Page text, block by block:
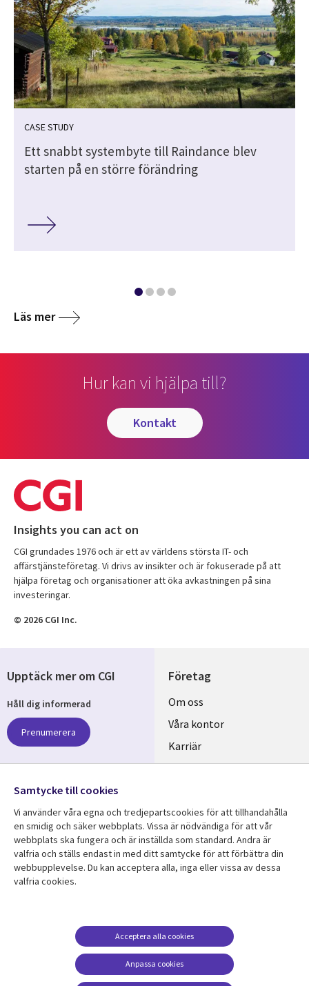
CASE STUDY
Ett snabbt systembyte till Raindance blev
starten på en större förändring
Läs mer
Hur kan vi hjälpa till?
kontakt
Insights you can act on
CGI grundades 1976 och är ett av världens största IT- och
affärstjänsteföretag. Vi drivs av insikter och är fokuserade på att
hjälpa företag och organisationer att öka avkastningen på sina
investeringar.
© 2026 CGI Inc.
Företag
Useful
links
SWEDEN
Om oss
Våra kontor
Karriär
Hållbarhet
Resurscenter
SWEDEN
SWEDEN
dataskydd
Accessibility
Terms of Use
Upptäck mer om CGI
Håll dig informerad
Prenumerera
Följ oss
Social
Media
SWEDEN
Samtycke till cookies
Vi använder våra egna och tredjepartscookies för att tillhandahålla
en smidig och säker webbplats. Vissa är nödvändiga för att vår
webbplats ska fungera och är inställda som standard. Andra är
valfria och ställs endast in med ditt samtycke för att förbättra din
webbupplevelse. Du kan acceptera alla, inga eller vissa av dessa
valfria cookies.
Anpassa cookies
Acceptera alla cookies